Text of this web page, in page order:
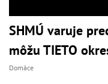
SHMÚ varuje
môžu TIETO
Domáce